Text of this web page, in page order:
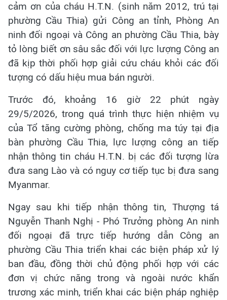
cảm ơn của cháu H.T.N. (sinh năm 2012, trú tại
phường Cầu Thia) gửi Công an tỉnh, Phòng An
ninh đối ngoại và Công an phường Cầu Thia, bày
tỏ lòng biết ơn sâu sắc đối với lực lượng Công an
đã kịp thời phối hợp giải cứu cháu khỏi các đối
tượng có dấu hiệu mua bán người.
Trước đó, khoảng 16 giờ 22 phút ngày
29/5/2026, trong quá trình thực hiện nhiệm vụ
của Tổ tăng cường phòng, chống ma túy tại địa
bàn phường Cầu Thia, lực lượng công an tiếp
nhận thông tin cháu H.T.N. bị các đối tượng lừa
đưa sang Lào và có nguy cơ tiếp tục bị đưa sang
Myanmar.
Ngay sau khi tiếp nhận thông tin, Thượng tá
Nguyễn Thanh Nghị - Phó Trưởng phòng An ninh
đối ngoại đã trực tiếp hướng dẫn Công an
phường Cầu Thia triển khai các biện pháp xử lý
ban đầu, đồng thời chủ động phối hợp với các
đơn vị chức năng trong và ngoài nước khẩn
trương xác minh, triển khai các biện pháp nghiệp